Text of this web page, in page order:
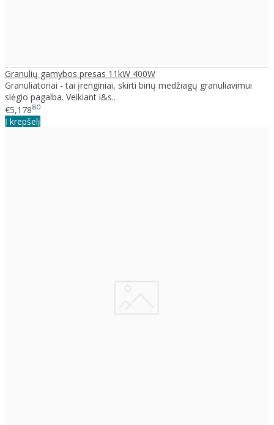
Granulių gamybos presas 11kW 400W
Granuliatoriai - tai įrenginiai, skirti birių medžiagų granuliavimui
slėgio pagalba. Veikiant i&s..
€5,17880
Į krepšelį